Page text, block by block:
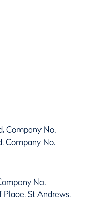
Company No.
Company No.
No.
St Andrews,